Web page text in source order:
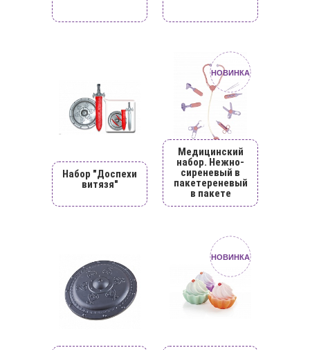
Набор "Доспехи
витязя"
НОВИНКА
Медицинский
набор. Нежно-
сиреневый в
пакетереневый
в пакете
НОВИНКА